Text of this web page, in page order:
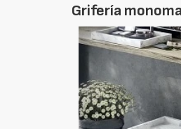
Grifería
Foto
Anterior